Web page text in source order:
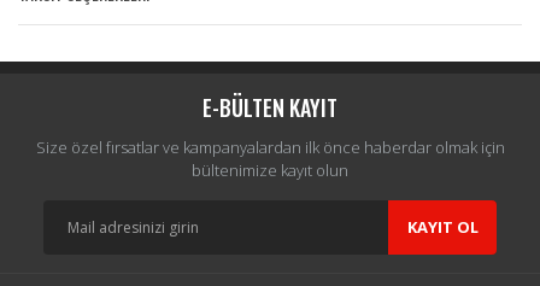
Yorum Yaz
E-BÜLTEN KAYIT
Size özel fırsatlar ve kampanyalardan ilk önce haberdar olmak için
bültenimize kayıt olun
KAYIT OL